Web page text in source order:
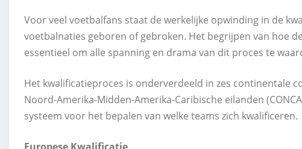
Voor veel voetbalfans staat de werkelijke opwinding in de
voetbalnaties geboren of gebroken. Het begrijpen van hoe
essentieel om alle spanning en drama van dit proces te
Het kwalificatieproces is onderverdeeld in zes continentale
Noord-Amerika-Midden-Amerika-Caribische eilanden
systeem voor het bepalen van welke teams zich kwalificeren.